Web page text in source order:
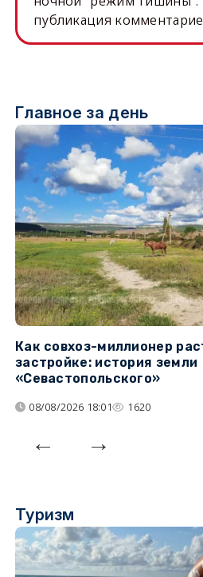
публикация
Главное за день
Как совхоз-миллионер
застройке: история земли
«Севастопольского»
08/08/2026 18:01 1620
Туризм